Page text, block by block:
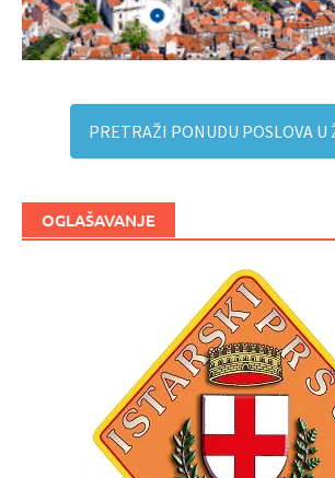
PRETRAŽI PONUDU POSLOVA U
OGLAŠAVANJE